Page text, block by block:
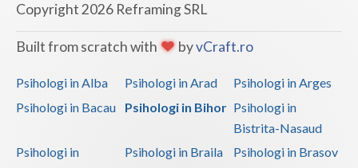
Copyright 2026 Reframing SRL
Built from scratch with byvCraft.ro
Psihologi in Alba Psihologi in Arad
Psihologi in Arges
Psihologi in Bacau
Psihologi in Bihor Psihologi in
Bistrita-Nasaud
Psihologi in
Psihologi in Braila
Psihologi in Brasov